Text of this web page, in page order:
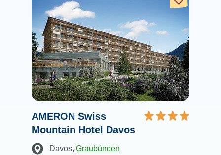
AMERON Swiss
Mountain Hotel Davos
Davos, Graubünden